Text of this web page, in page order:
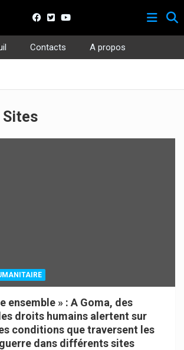
Contacts
A propos
Sites
ensemble » : A Goma, des
droits humains alertent sur
conditions que traversent les
dans différents sites